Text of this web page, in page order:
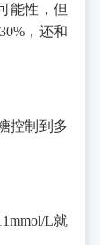
能性，但
，还和
控制到多
L就